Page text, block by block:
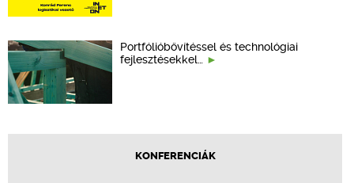
Portfólióbővítéssel és technológiai
fejlesztésekkel…
KONFERENCIÁK